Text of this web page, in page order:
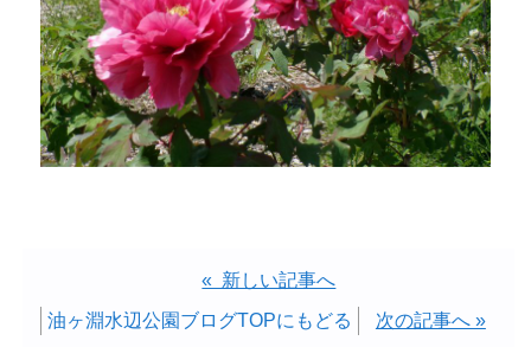
« 新しい記事へ
油ヶ淵水辺公園ブログTOPにもどる
次の記事へ »